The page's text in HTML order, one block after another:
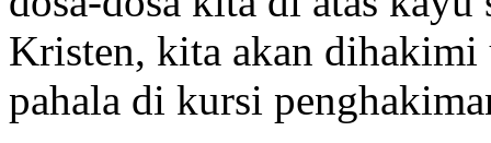
Kristen, kita akan dihakimi
pahala di kursi